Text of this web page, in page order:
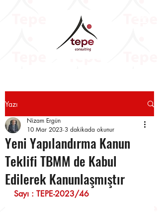
Yazı
Yeni Yapılandırma Kanun
Teklifi TBMM de Kabul
Edilerek Kanunlaşmıştır
Nizam Ergün
10 Mar 2023 3 dakikada okunur
Sayı : TEPE-2023/46